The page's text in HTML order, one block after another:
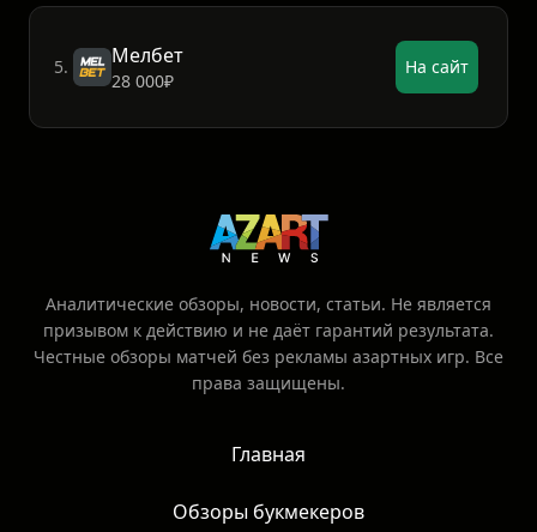
5. Мелбет
28 000₽
На сайт
Аналитические обзоры, новости, статьи. Не является
призывом к действию и не даёт гарантий результата.
Честные обзоры матчей без рекламы азартных игр. Все
права защищены.
Главная
Обзоры букмекеров